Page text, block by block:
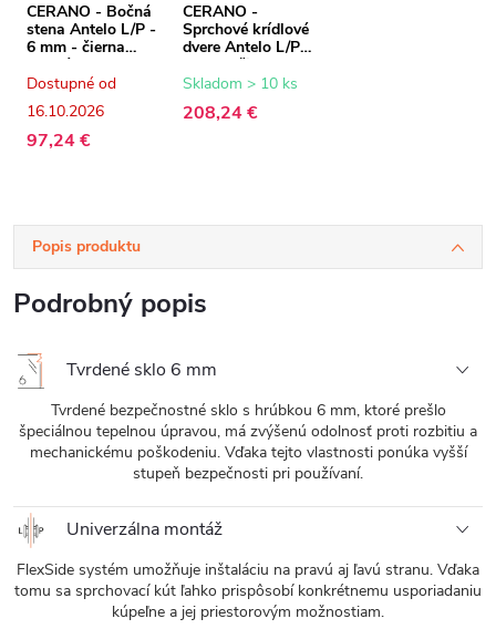
CERANO - Bočná
stena Antelo L/P -
6 mm - čierna
matná,
transparentné
sklo - 50x190 cm
Dostupné od
16.10.2026
97,24 €
CERANO -
Sprchové krídlové
dvere Antelo L/P -
6 mm - čierna
matná,
sklo - 110x190
Skladom > 10 ks
208,24 €
Popis produktu
Podrobný popis
Tvrdené sklo 6 mm
Tvrdené bezpečnostné sklo s hrúbkou 6 mm, ktoré prešlo
špeciálnou tepelnou úpravou, má zvýšenú odolnosť proti rozbitiu a
mechanickému poškodeniu. Vďaka tejto vlastnosti ponúka vyšší
stupeň bezpečnosti pri používaní.
Univerzálna montáž
FlexSide systém umožňuje inštaláciu na pravú aj ľavú stranu. Vďaka
tomu sa sprchovací kút ľahko prispôsobí konkrétnemu usporiadaniu
kúpeľne a jej priestorovým možnostiam.